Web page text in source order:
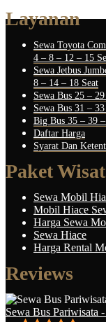
Layanan
Sewa Toyota
4 – 8 – 12 – 15
Sewa Jetbus
8 – 14 – 18 Seat
Sewa Bus 25 – 29
Sewa Bus 31 – 33
Big Bus 35 – 39
Daftar Harga
Syarat Dan
Paket
Sewa Mobil
Mobil Hiace
Harga Sewa
Sewa Hiace
Harga Rental
Reviews
Sewa Bus Pariwisata